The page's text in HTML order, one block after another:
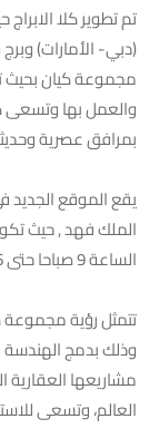
تم تطوير كلا
(دبي- الأمارات)
مجموعة كيان بحيث
والعمل بها وتسعى
بمرافق عصرية
يقع الموقع
الملك فهد , حيث
الساعة 9 صباحا حتى 6 مساء.
تتمثل رؤية مجموعة
وذلك بدمج الهندسة
مشاريعها العقارية
العالم، وتسعى